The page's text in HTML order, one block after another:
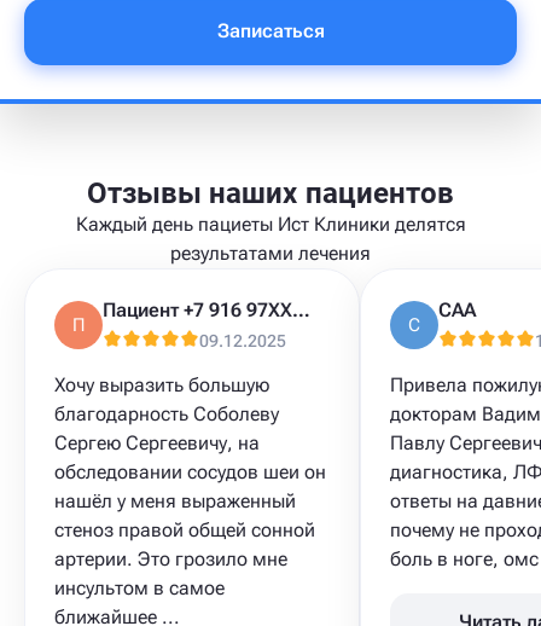
Записаться
Отзывы наших пациентов
Каждый день пациеты Ист Клиники делятся
результатами лечения
П
Пациент +7 916 97XXXXX
09.12.2025
Хочу выразить большую
благодарность Соболеву
Сергею Сергеевичу, на
обследовании сосудов шеи он
нашёл у меня выраженный
стеноз правой общей сонной
артерии. Это грозило мне
инсультом в самое
ближайшее ...
С
САА
Привела
докторам
Павлу
диагностика,
ответы на
почему не
боль в ноге,